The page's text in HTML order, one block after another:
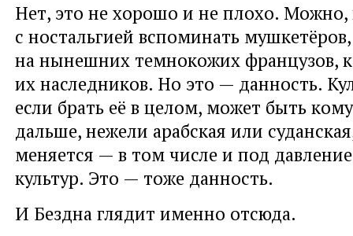
Нет, это не хорошо и не плохо. Можно,
с ностальгией вспоминать
на нынешних темнокожих французов,
их наследников. Но это — данность.
если брать её в целом, может быть
дальше, нежели арабская или
меняется — в том числе и под
культур. Это — тоже данность.
И Бездна глядит именно отсюда.